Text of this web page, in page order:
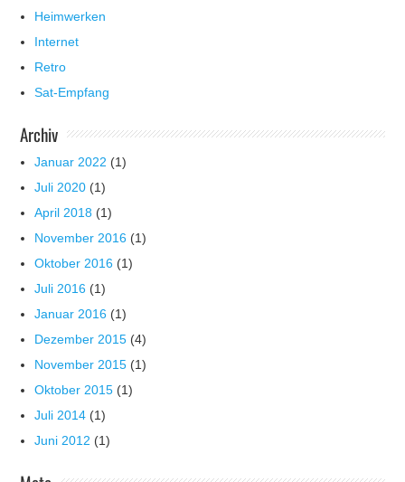
Heimwerken
Internet
Retro
Sat-Empfang
Archiv
Januar 2022 (1)
Juli 2020 (1)
April 2018 (1)
November 2016 (1)
Oktober 2016 (1)
Juli 2016 (1)
Januar 2016 (1)
Dezember 2015 (4)
November 2015 (1)
Oktober 2015 (1)
Juli 2014 (1)
Juni 2012 (1)